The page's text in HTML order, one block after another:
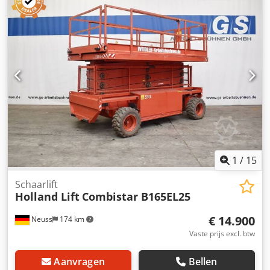
1 / 15
Neuss 174 km
Schaarlift
Holland Lift Combistar B165EL25
€ 14.900
Vaste prijs excl. btw
Aanvragen Bellen